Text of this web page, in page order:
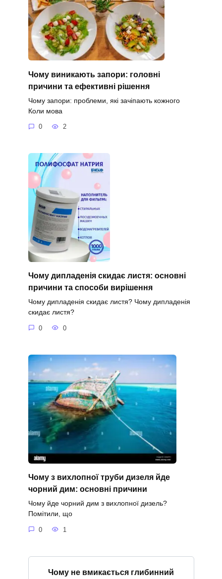
Чому виникають запори: головні
причини та ефективні рішення
Чому запори: проблеми, які зачіпають кожного
Коли мова
0 2
Чому дипладенія скидає листя: основні
причини та способи вирішення
Чому дипладенія скидає листя? Чому дипладенія
скидає листя?
0 0
Чому з вихлопної труби дизеля йде
чорний дим: основні причини
Чому йде чорний дим з вихлопної дизель?
Помітили, що
0 1
Чому не вмикається глибинний